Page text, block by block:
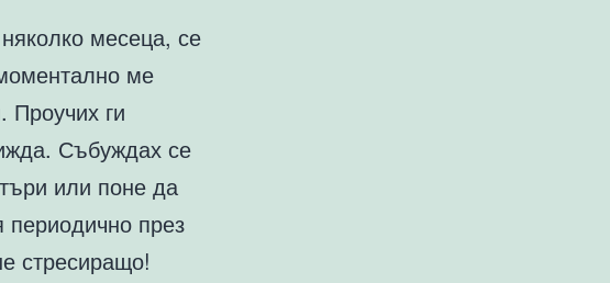
месеца, се
ме
Проучих ги
Събуждах се
или поне да
през
стресиращо!